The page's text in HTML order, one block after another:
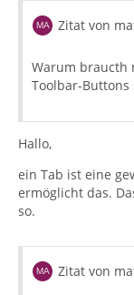
Zitat von
Warum braucth
Toolbar-Buttons
Hallo,
ein Tab ist eine
ermöglicht das.
so.
Zitat von